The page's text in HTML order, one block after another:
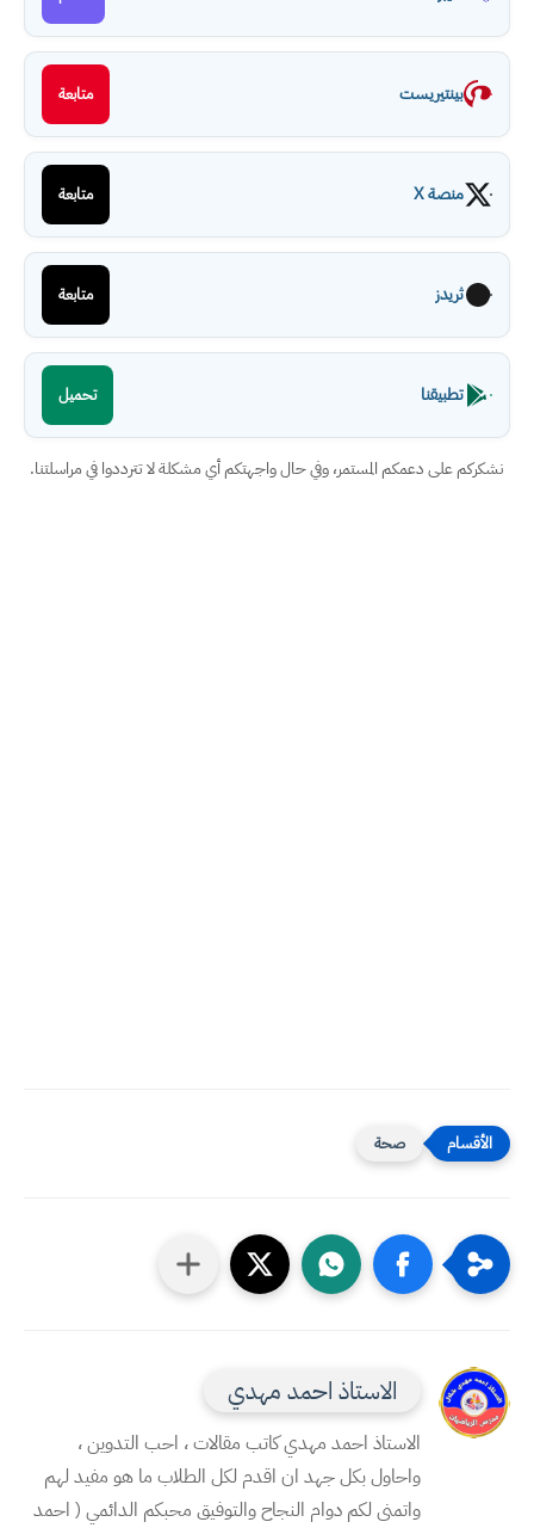
بينتيريست متابعة
منصة X متابعة
ثريدز متابعة
تطبيقنا تحميل
نشكركم على دعمكم المستمر، وفي حال واجهتكم أي مشكلة لا تترددوا في مراسلتنا.
صحة
الاستاذ احمد مهدي
الاستاذ احمد مهدي كاتب مقالات ، احب التدوين ،
واحاول بكل جهد ان اقدم لكل الطلاب ما هو مفيد لهم
واتمنى لكم دوام النجاح والتوفيق محبكم الدائمي ( احمد